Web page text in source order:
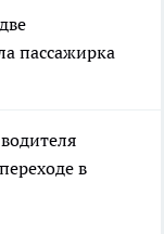
пассажирка
в